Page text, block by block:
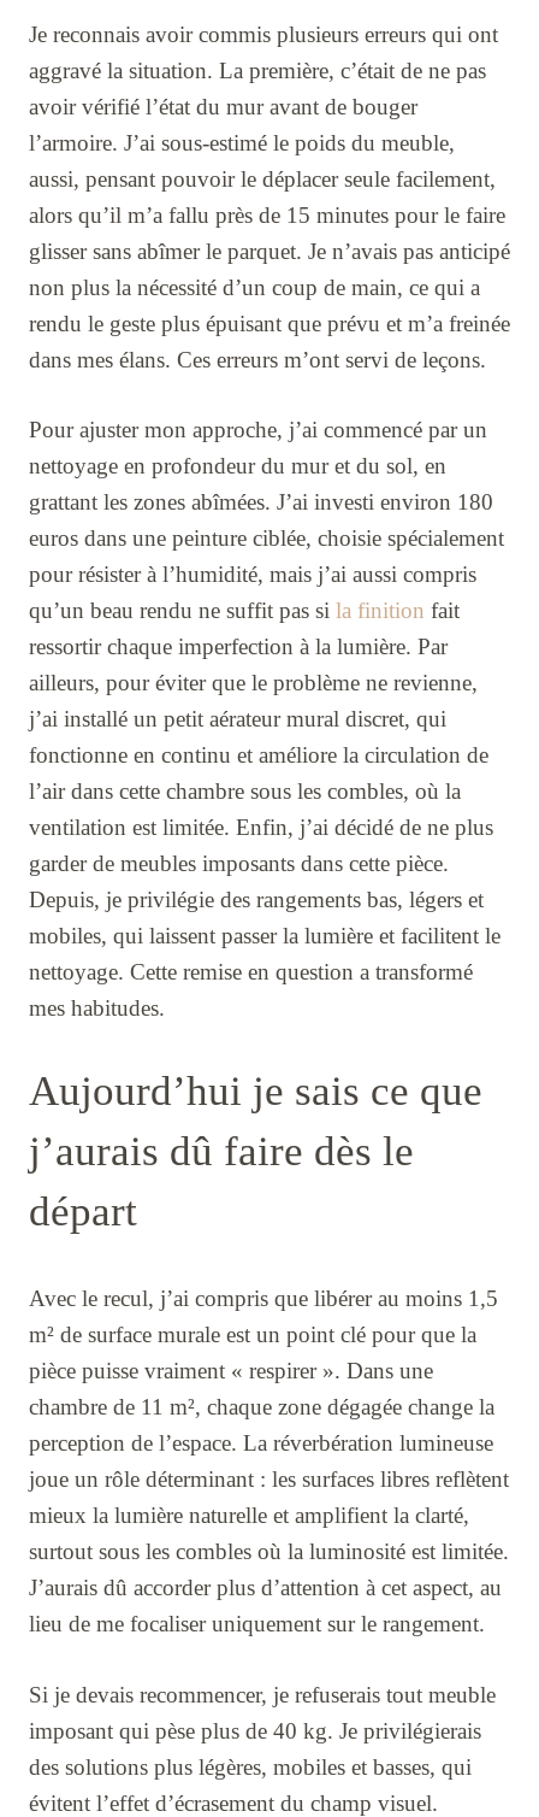
Je reconnais avoir commis plusieurs erreurs qui ont
aggravé la situation. La première, c’était de ne pas
avoir vérifié l’état du mur avant de bouger
l’armoire. J’ai sous-estimé le poids du meuble,
aussi, pensant pouvoir le déplacer seule facilement,
alors qu’il m’a fallu près de 15 minutes pour le faire
glisser sans abîmer le parquet. Je n’avais pas anticipé
non plus la nécessité d’un coup de main, ce qui a
rendu le geste plus épuisant que prévu et m’a freinée
dans mes élans. Ces erreurs m’ont servi de leçons.
Pour ajuster mon approche, j’ai commencé par un
nettoyage en profondeur du mur et du sol, en
grattant les zones abîmées. J’ai investi environ 180
euros dans une peinture ciblée, choisie spécialement
pour résister à l’humidité, mais j’ai aussi compris
qu’un beau rendu ne suffit pas si la finition fait
ressortir chaque imperfection à la lumière. Par
ailleurs, pour éviter que le problème ne revienne,
j’ai installé un petit aérateur mural discret, qui
fonctionne en continu et améliore la circulation de
l’air dans cette chambre sous les combles, où la
ventilation est limitée. Enfin, j’ai décidé de ne plus
garder de meubles imposants dans cette pièce.
Depuis, je privilégie des rangements bas, légers et
mobiles, qui laissent passer la lumière et facilitent le
nettoyage. Cette remise en question a transformé
mes habitudes.
Aujourd’hui je sais ce que
j’aurais dû faire dès le
départ
Avec le recul, j’ai compris que libérer au moins 1,5
m² de surface murale est un point clé pour que la
pièce puisse vraiment « respirer ». Dans une
chambre de 11 m², chaque zone dégagée change la
perception de l’espace. La réverbération lumineuse
joue un rôle déterminant : les surfaces libres reflètent
mieux la lumière naturelle et amplifient la clarté,
surtout sous les combles où la luminosité est limitée.
J’aurais dû accorder plus d’attention à cet aspect, au
lieu de me focaliser uniquement sur le rangement.
Si je devais recommencer, je refuserais tout meuble
imposant qui pèse plus de 40 kg. Je privilégierais
des solutions plus légères, mobiles et basses, qui
évitent l’effet d’écrasement du champ visuel.